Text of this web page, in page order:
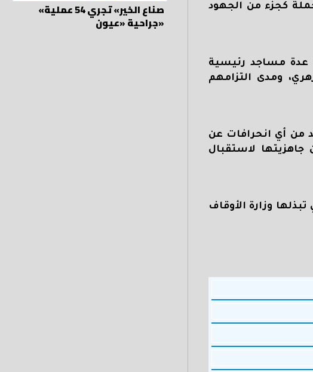
كجزء من الجهود
عدة مساجد رئيسية
ومدى التزامهم
من أي انحرافات عن
لاستقبال
وزارة الأوقاف
«صناع الخير» تجري 54 عملية
جراحية «عيون»